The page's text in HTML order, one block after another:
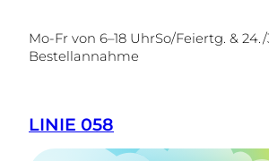
Mo-Fr von 6–18 UhrSo/Feiertg. & 24./
Bestellannahme
LINIE 058